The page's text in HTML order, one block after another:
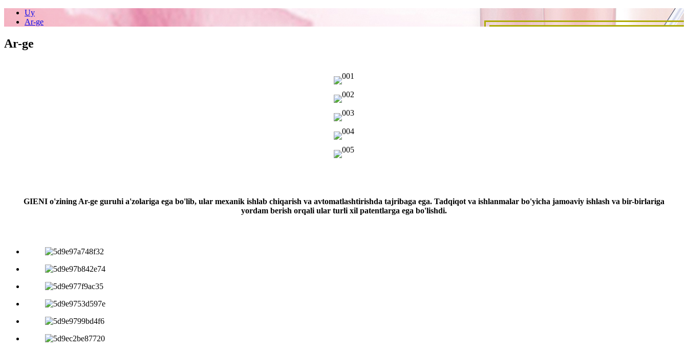
Uy
Ar-ge
Ar-ge
GIENI o'zining Ar-ge guruhi a'zolariga ega bo'lib, ular mexanik ishlab chiqarish va avtomatlashtirishda tajribaga ega. Tadqiqot va ishlanmalar bo'yicha jamoaviy ishlash va bir-birlariga
yordam berish orqali ular turli xil patentlarga ega bo'lishdi.